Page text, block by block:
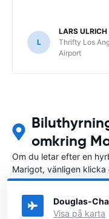
L
LARS ULRICH
Thrifty Los
Airport
omkring
Om du letar efter en
Marigot, vänligen
där du kan välja i vilken
Douglas-
Visa på karta